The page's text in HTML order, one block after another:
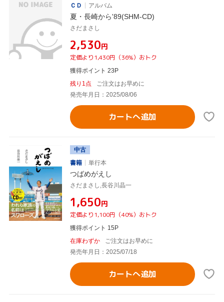
ＣＤ
アルバム
夏・長崎から'89(SHM-CD)
さだまさし
¥2,530円
定価より1,430円（36%）おトク
獲得ポイント 23P
残り1点
ご注文はお早めに
発売年月日：2025/08/06
カートへ追加
中古
書籍
単行本
つばめがえし
さだまさし,長谷川晶一
¥1,650円
定価より1,100円（40%）おトク
獲得ポイント 15P
在庫わずか
ご注文はお早めに
発売年月日：2025/07/18
カートへ追加